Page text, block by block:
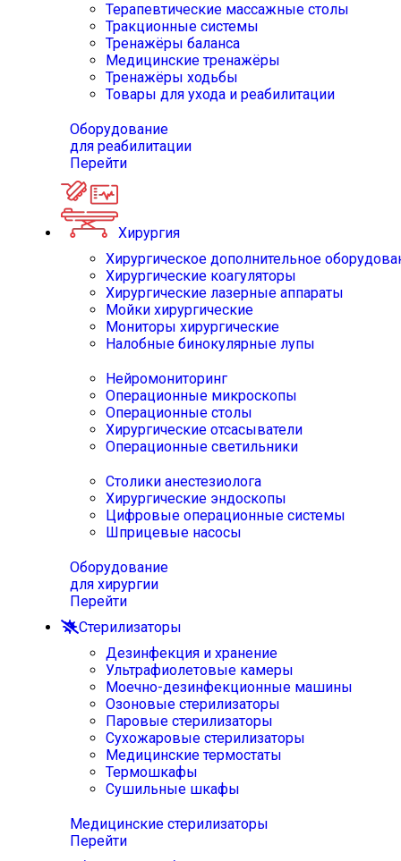
Терапевтические массажные столы
Тракционные системы
Тренажёры баланса
Медицинские тренажёры
Тренажёры ходьбы
Товары для ухода и реабилитации
Оборудование
для реабилитации
Перейти
Хирургия
Хирургическое дополнительное
Хирургические коагуляторы
Хирургические лазерные аппараты
Мойки хирургические
Мониторы хирургические
Налобные бинокулярные лупы
Нейромониторинг
Операционные микроскопы
Операционные столы
Хирургические отсасыватели
Операционные светильники
Столики анестезиолога
Хирургические эндоскопы
Цифровые операционные системы
Шприцевые насосы
Оборудование
для хирургии
Перейти
Стерилизаторы
Дезинфекция и хранение
Ультрафиолетовые камеры
Моечно-дезинфекционные машины
Озоновые стерилизаторы
Паровые стерилизаторы
Сухожаровые стерилизаторы
Медицинские термостаты
Термошкафы
Сушильные шкафы
Медицинские стерилизаторы
Перейти